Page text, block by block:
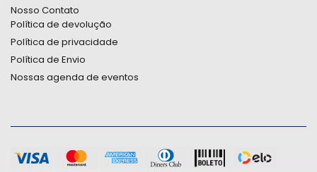
Nosso Contato
Política de devolução
Política de privacidade
Política de Envio
Nossas agenda de eventos